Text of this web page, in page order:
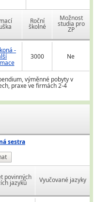
Roční
školné
Možnost
studia pro
ZP
-
3000 Ne
výměnné pobyty v
praxe ve firmách 2-4
sestra
povinných
jazyků Vyučované jazyky